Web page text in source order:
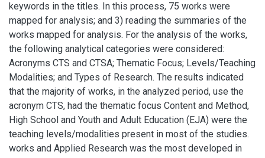
keywords in the titles. In this process, 75 works were
mapped for analysis; and 3) reading the summaries of the
works mapped for analysis. For the analysis of the works,
the following analytical categories were considered:
Acronyms CTS and CTSA; Thematic Focus; Levels/Teaching
Modalities; and Types of Research. The results indicated
that the majority of works, in the analyzed period, use the
acronym CTS, had the thematic focus Content and Method,
High School and Youth and Adult Education (EJA) were the
teaching levels/modalities present in most of the studies.
works and Applied Research was the most developed in